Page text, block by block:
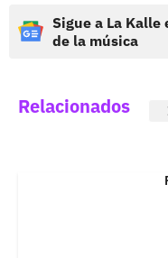
Sigue a La Kalle
de la música
Relacionados